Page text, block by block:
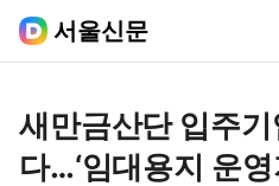
서울신문
새만금산단 입주
다…‘임대용지 운영